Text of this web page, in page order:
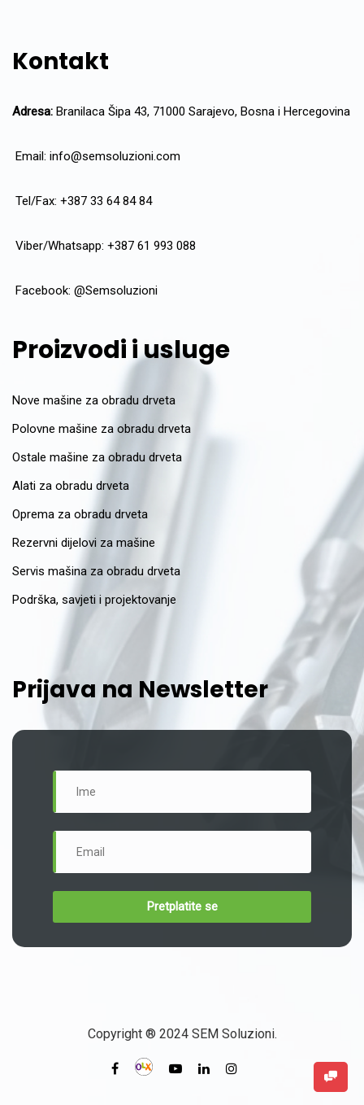
Kontakt
Adresa: Branilaca Šipa 43, 71000 Sarajevo, Bosna i Hercegovina
Email: info@semsoluzioni.com
Tel/Fax: +387 33 64 84 84
Viber/Whatsapp: +387 61 993 088
Facebook: @Semsoluzioni
Proizvodi i usluge
Nove mašine za obradu drveta
Polovne mašine za obradu drveta
Ostale mašine za obradu drveta
Alati za obradu drveta
Oprema za obradu drveta
Rezervni dijelovi za mašine
Servis mašina za obradu drveta
Podrška, savjeti i projektovanje
Prijava na Newsletter
Copyright ® 2024 SEM Soluzioni.